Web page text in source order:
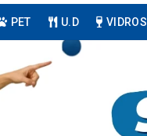
PET U.D VIDROS